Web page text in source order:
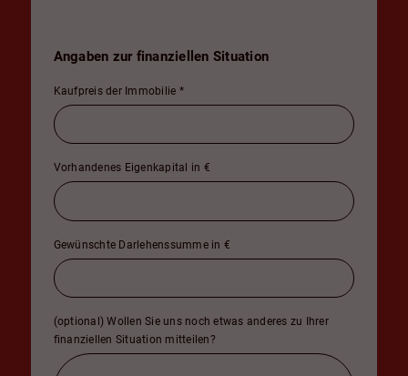
Angaben zur finanziellen Situation
Kaufpreis der Immobilie *
Vorhandenes Eigenkapital in €
Gewünschte Darlehenssumme in €
(optional) Wollen Sie uns noch etwas anderes zu Ihrer
finanziellen Situation mitteilen?